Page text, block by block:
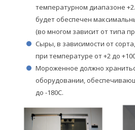
температурном диапазоне
будет обеспечен
(во многом зависит от типа
Сыры, в зависимости от
при температуре от +2 до
Мороженное должно
оборудовании,
до -180С.